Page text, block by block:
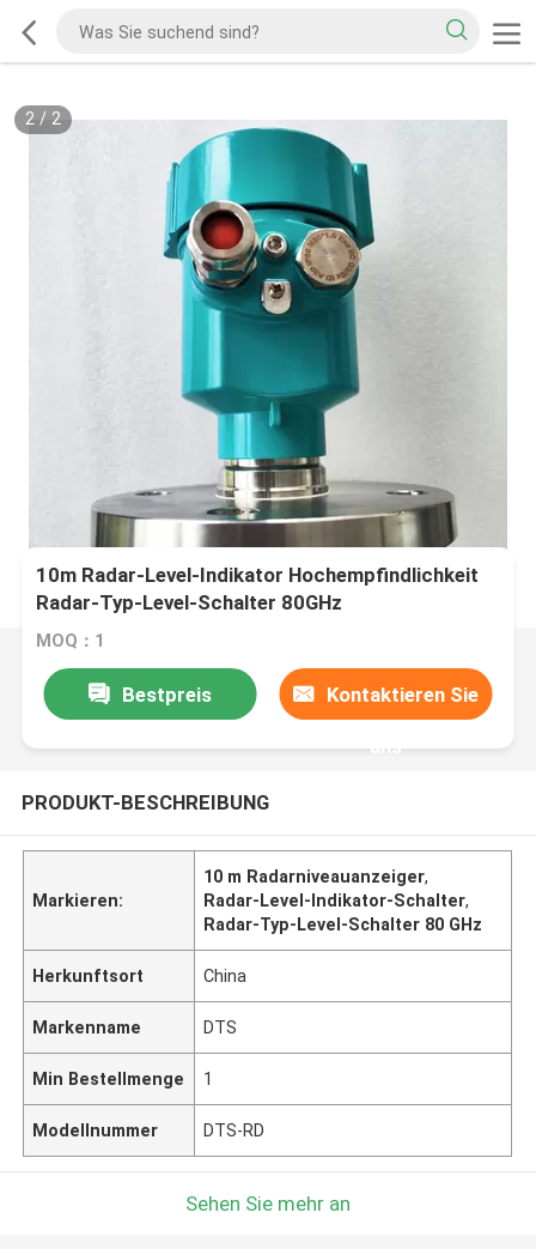
2/ 2
10m Radar-Level-Indikator Hochempfindlichkeit
Radar-Typ-Level-Schalter 80GHz
MOQ：1
Bestpreis Kontaktieren Sie
uns
PRODUKT-BESCHREIBUNG
Markieren:
10 m Radarniveauanzeiger,
Radar-Level-Indikator-Schalter,
Radar-Typ-Level-Schalter 80 GHz
Herkunftsort China
Markenname DTS
Min Bestellmenge 1
Modellnummer DTS-RD
Sehen Sie mehr an